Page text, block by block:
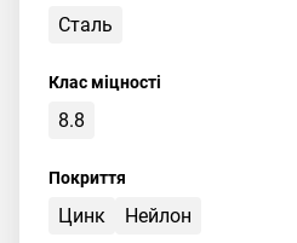
Сталь
Клас міцності
8.8
Покриття
Цинк Нейлон